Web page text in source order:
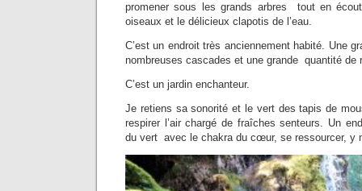
promener sous les grands arbres tout en
oiseaux et le délicieux clapotis de l’eau.
C’est un endroit très anciennement habité. Une
nombreuses cascades et une grande quantité de
C’est un jardin enchanteur.
Je retiens sa sonorité et le vert des tapis de
respirer l’air chargé de fraîches senteurs. Un
du vert avec le chakra du cœur, se ressourcer, y